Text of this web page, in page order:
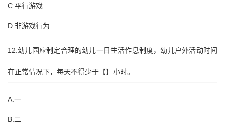
C.平行游戏
D.非游戏行为
12.幼儿园应制定合理的幼儿一日生活作息制度，幼儿户外活动时间
在正常情况下，每天不得少于【】小时。
A.一
B.二